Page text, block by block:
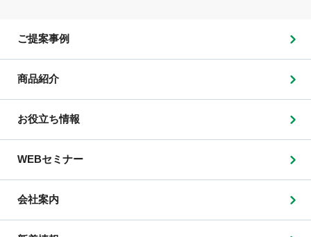
ご提案事例
商品紹介
お役立ち情報
WEBセミナー
会社案内